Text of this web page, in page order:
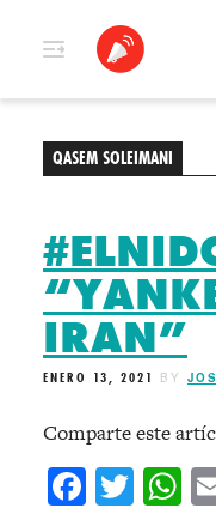
QASEM SOLEIMANI
IRAN”
ENERO 13, 2021 BY
Comparte este